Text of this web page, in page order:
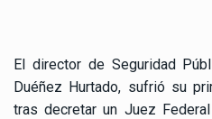
El director de Seguridad
Duéñez Hurtado, sufrió su
tras decretar un Juez